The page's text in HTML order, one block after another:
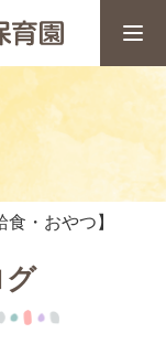
・おやつ】
グ